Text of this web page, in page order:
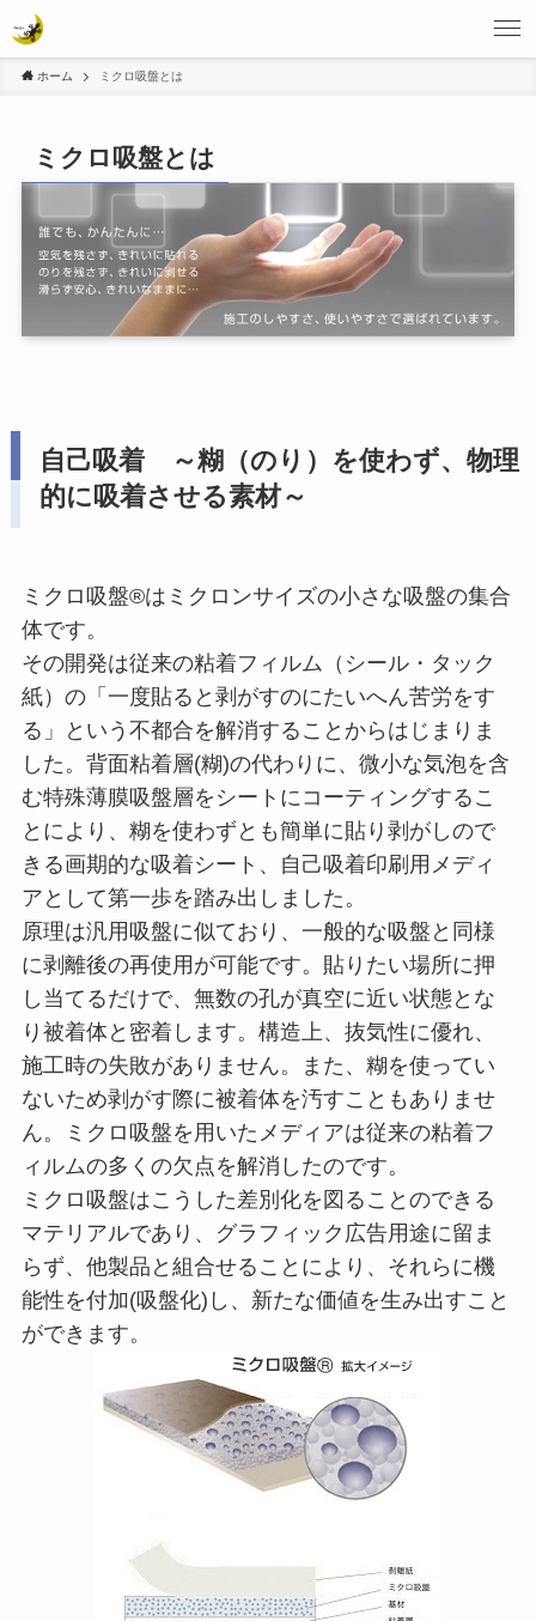
ホーム ミクロ吸盤とは
ミクロ吸盤とは
自己吸着 ～糊（のり）を使わず、物理
的に吸着させる素材～
ミクロ吸盤®はミクロンサイズの小さな吸盤の集合
体です。
その開発は従来の粘着フィルム（シール・タック
紙）の「一度貼ると剥がすのにたいへん苦労をす
る」という不都合を解消することからはじまりま
した。背面粘着層(糊)の代わりに、微小な気泡を含
む特殊薄膜吸盤層をシートにコーティングするこ
とにより、糊を使わずとも簡単に貼り剥がしので
きる画期的な吸着シート、自己吸着印刷用メディ
アとして第一歩を踏み出しました。
原理は汎用吸盤に似ており、一般的な吸盤と同様
に剥離後の再使用が可能です。貼りたい場所に押
し当てるだけで、無数の孔が真空に近い状態とな
り被着体と密着します。構造上、抜気性に優れ、
施工時の失敗がありません。また、糊を使ってい
ないため剥がす際に被着体を汚すこともありませ
ん。ミクロ吸盤を用いたメディアは従来の粘着フ
ィルムの多くの欠点を解消したのです。
ミクロ吸盤はこうした差別化を図ることのできる
マテリアルであり、グラフィック広告用途に留ま
らず、他製品と組合せることにより、それらに機
能性を付加(吸盤化)し、新たな価値を生み出すこと
ができます。